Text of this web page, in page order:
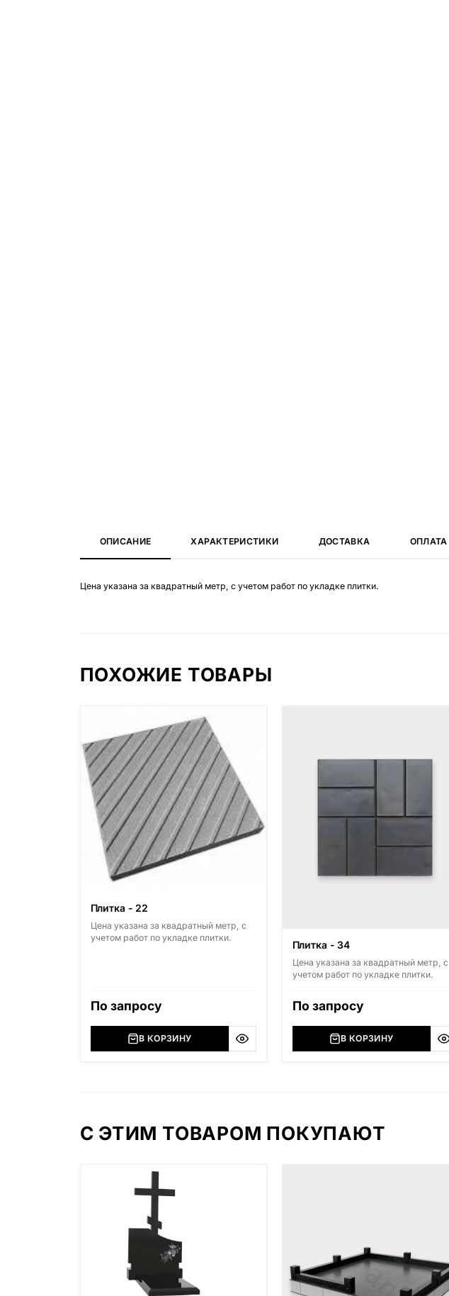
ОПИСАНИЕ ХАРАКТЕРИСТИКИ ДОСТАВКА ОПЛАТА
Цена указана за квадратный метр, с учетом работ по укладке плитки.
ПОХОЖИЕ ТОВАРЫ
Плитка - 22
Цена указана за квадратный метр, с
учетом работ по укладке плитки.
По запросу
В КОРЗИНУ
Плитка - 34
Цена указана за квадратный метр, с
учетом работ по укладке плитки.
По запросу
В КОРЗИНУ
С ЭТИМ ТОВАРОМ ПОКУПАЮТ